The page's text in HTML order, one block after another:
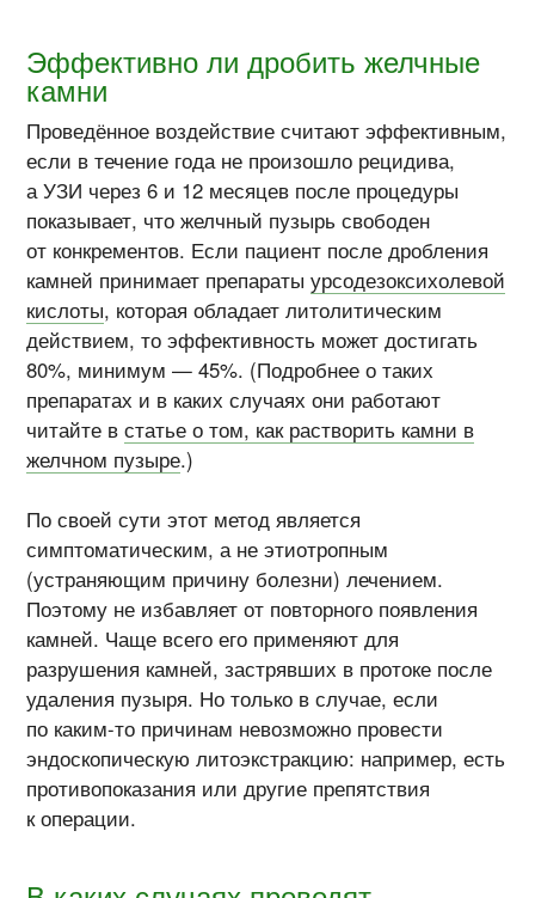
Эффективно ли дробить желчные
камни
Проведённое воздействие считают эффективным,
если в течение года не произошло рецидива,
а УЗИ через 6 и 12 месяцев после процедуры
показывает, что желчный пузырь свободен
от конкрементов. Если пациент после дробления
камней принимает препаратыурсодезоксихолевой
кислоты, которая обладает литолитическим
действием, то эффективность может достигать
80%, минимум — 45%. (Подробнее о таких
препаратах и в каких случаях они работают
читайте встатье о том, как растворить камни в
желчном пузыре.)
По своей сути этот метод является
симптоматическим, а не этиотропным
(устраняющим причину болезни) лечением.
Поэтому не избавляет от повторного появления
камней. Чаще всего его применяют для
разрушения камней, застрявших в протоке после
удаления пузыря. Но только в случае, если
по каким-то причинам невозможно провести
эндоскопическую литоэкстракцию: например, есть
противопоказания или другие препятствия
к операции.